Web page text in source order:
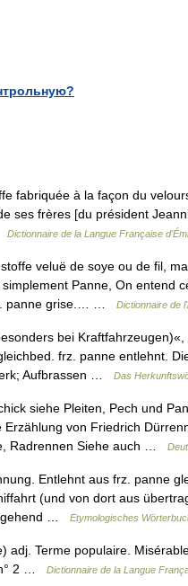
fabriquée à la façon du
ses frères [du président
Dictionnaire de la Langue Française
veluë de soye ou de fil,
Panne, On entend
panne grise.… …
Dictionnaire de
bei
frz. panne entlehnt.
Aufbrassen …
Das
siehe Pleiten, Pech und
von Friedrich
Radrennen Siehe auch …
Entlehnt aus frz. panne
(und von dort aus
…
Etymologisches
Terme populaire.
2 …
Dictionnaire de la Langue